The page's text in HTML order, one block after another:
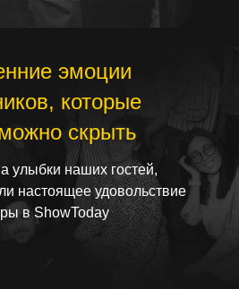
эмоции
которые
скрыть
улыбки наших гостей,
настоящее удовольствие
в ShowToday